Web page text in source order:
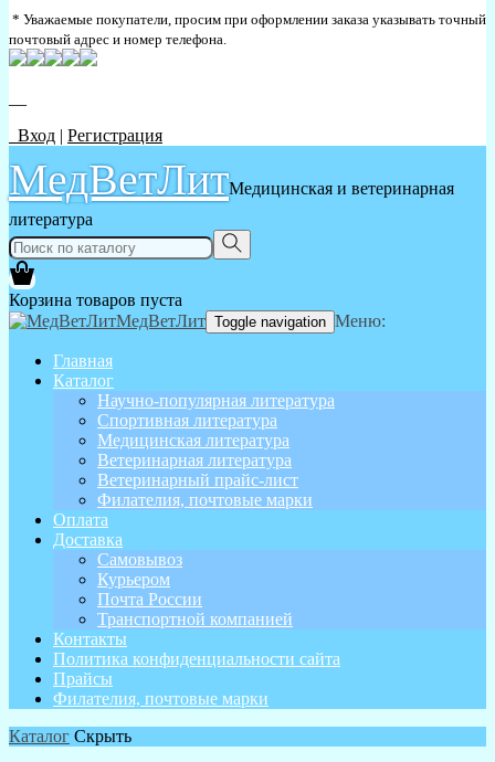
* Уважаемые покупатели, просим при оформлении заказа указывать точный
почтовый адрес и номер телефона.
Вход | Регистрация
МедВетЛитМедицинская и ветеринарная
литература
Корзина товаров пуста
МедВетЛит Toggle navigation Меню:
Главная
Каталог
Научно-популярная литература
Спортивная литература
Медицинская литература
Ветеринарная литература
Ветеринарный прайс-лист
Филателия, почтовые марки
Оплата
Доставка
Самовывоз
Курьером
Почта России
Транспортной компанией
Контакты
Политика конфиденциальности сайта
Прайсы
Филателия, почтовые марки
Каталог Скрыть